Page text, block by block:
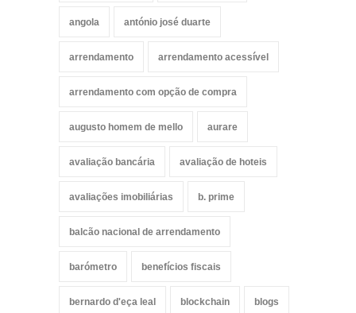
angola antónio josé duarte
arrendamento arrendamento acessível
arrendamento com opção de compra
augusto homem de mello aurare
avaliação bancária avaliação de hoteis
avaliações imobiliárias b. prime
balcão nacional de arrendamento
barómetro benefícios fiscais
bernardo d'eça leal blockchain blogs